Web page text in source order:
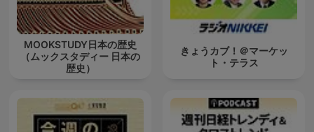
MOOKSTUDY日本の歴史
（ムックスタディー 日本の
歴史）
きょうカブ！＠マーケッ
ト・テラス